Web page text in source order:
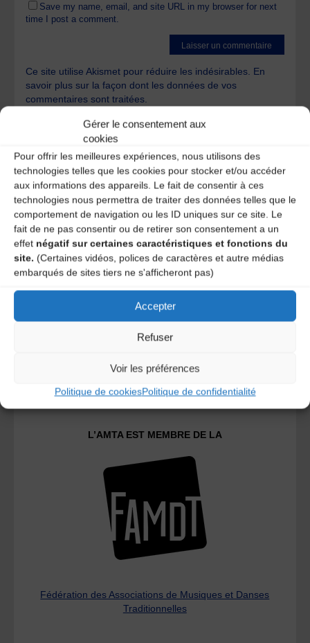
Gérer le consentement aux
cookies
Pour offrir les meilleures expériences, nous utilisons des
technologies telles que les cookies pour stocker et/ou accéder
aux informations des appareils. Le fait de consentir à ces
technologies nous permettra de traiter des données telles que le
comportement de navigation ou les ID uniques sur ce site. Le
fait de ne pas consentir ou de retirer son consentement a un
effet négatif sur certaines caractéristiques et fonctions du
site. (Certaines vidéos, polices de caractères et autre médias
embarqués de sites tiers ne s'afficheront pas)
Accepter
Refuser
Voir les préférences
Politique de cookiesPolitique de confidentialité
Save my name, email, and site URL in my browser for next
time I post a comment.
Ce site utilise Akismet pour réduire les indésirables. En
savoir plus sur la façon dont les données de vos
commentaires sont traitées
A DECOUVRIR :
Le distributeur des musiques Trad'
L’AMTA EST MEMBRE DE LA
Fédération des Associations de Musiques et Danses
Traditionnelles